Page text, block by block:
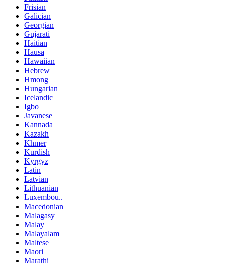
Frisian
Galician
Georgian
Gujarati
Haitian
Hausa
Hawaiian
Hebrew
Hmong
Hungarian
Icelandic
Igbo
Javanese
Kannada
Kazakh
Khmer
Kurdish
Kyrgyz
Latin
Latvian
Lithuanian
Luxembou..
Macedonian
Malagasy
Malay
Malayalam
Maltese
Maori
Marathi